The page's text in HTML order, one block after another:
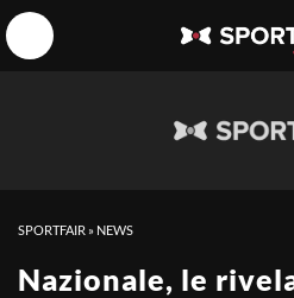
SPORTFAIR » NEWS
Nazionale, le